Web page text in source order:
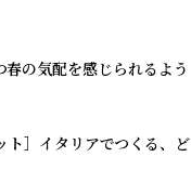
の気配を感じられるよう
］イタリアでつくる、ど